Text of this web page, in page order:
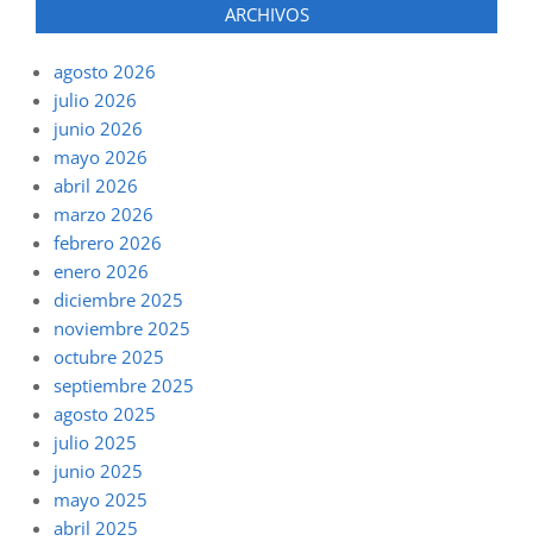
ARCHIVOS
agosto 2026
julio 2026
junio 2026
mayo 2026
abril 2026
marzo 2026
febrero 2026
enero 2026
diciembre 2025
noviembre 2025
octubre 2025
septiembre 2025
agosto 2025
julio 2025
junio 2025
mayo 2025
abril 2025